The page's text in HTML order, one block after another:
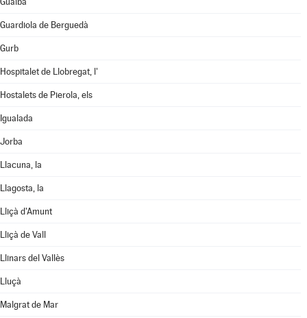
Guardiola de Berguedà
Gurb
Hospitalet de Llobregat, l'
Hostalets de Pierola, els
Igualada
Jorba
Llacuna, la
Llagosta, la
Lliçà d'Amunt
Lliçà de Vall
Llinars del Vallès
Lluçà
Malgrat de Mar